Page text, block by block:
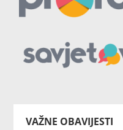
VAŽNE OBAVIJESTI